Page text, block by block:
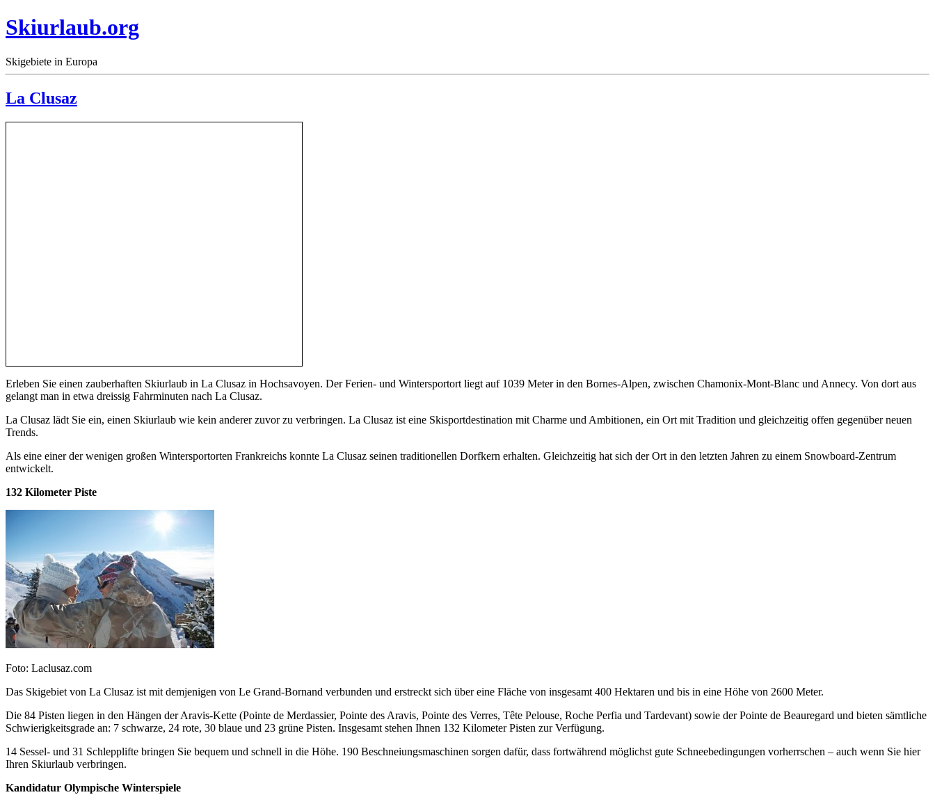
Skiurlaub.org
Skigebiete in Europa
La Clusaz
Erleben Sie einen zauberhaften Skiurlaub in La Clusaz in Hochsavoyen. Der Ferien- und Wintersportort liegt auf 1039 Meter in den Bornes-Alpen, zwischen Chamonix-Mont-Blanc und Annecy. Von dort aus
gelangt man in etwa dreissig Fahrminuten nach La Clusaz.
La Clusaz lädt Sie ein, einen Skiurlaub wie kein anderer zuvor zu verbringen. La Clusaz ist eine Skisportdestination mit Charme und Ambitionen, ein Ort mit Tradition und gleichzeitig offen gegenüber neuen
Trends.
Als eine einer der wenigen großen Wintersportorten Frankreichs konnte La Clusaz seinen traditionellen Dorfkern erhalten. Gleichzeitig hat sich der Ort in den letzten Jahren zu einem Snowboard-Zentrum
entwickelt.
132 Kilometer Piste
Foto: Laclusaz.com
Das Skigebiet von La Clusaz ist mit demjenigen von Le Grand-Bornand verbunden und erstreckt sich über eine Fläche von insgesamt 400 Hektaren und bis in eine Höhe von 2600 Meter.
Die 84 Pisten liegen in den Hängen der Aravis-Kette (Pointe de Merdassier, Pointe des Aravis, Pointe des Verres, Tête Pelouse, Roche Perfia und Tardevant) sowie der Pointe de Beauregard und bieten sämtliche
Schwierigkeitsgrade an: 7 schwarze, 24 rote, 30 blaue und 23 grüne Pisten. Insgesamt stehen Ihnen 132 Kilometer Pisten zur Verfügung.
14 Sessel- und 31 Schlepplifte bringen Sie bequem und schnell in die Höhe. 190 Beschneiungsmaschinen sorgen dafür, dass fortwährend möglichst gute Schneebedingungen vorherrschen – auch wenn Sie hier
Ihren Skiurlaub verbringen.
Kandidatur Olympische Winterspiele